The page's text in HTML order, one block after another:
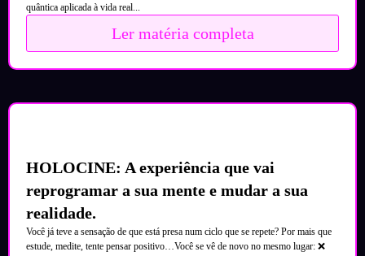
quântica aplicada à vida real...
Ler matéria completa
HOLOCINE: A experiência que vai
reprogramar a sua mente e mudar a sua
realidade.
Você já teve a sensação de que está presa num ciclo que se repete? Por mais que
estude, medite, tente pensar positivo…Você se vê de novo no mesmo lugar: ❌